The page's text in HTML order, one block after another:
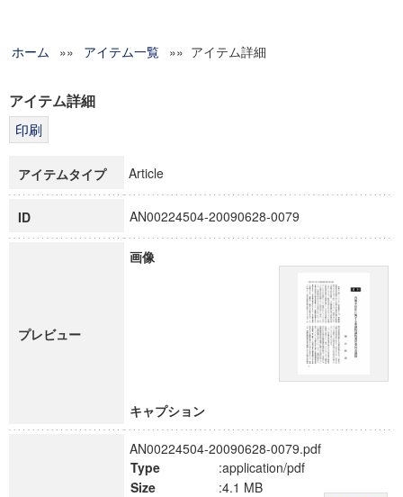
グローバルリサーチインスティテュート
科学研究費補助金研究成果報告書
博士課程教育リーディングプログラム「超成熟社会発展のサ
ホーム »» アイテム一覧 »» アイテム詳細
アイテム詳細
アイテムタイプ Article
ID AN00224504-20090628-0079
プレビュー
画像
キャプション
AN00224504-20090628-0079.pdf
Type
:application/pdf
Size
:4.1 MB